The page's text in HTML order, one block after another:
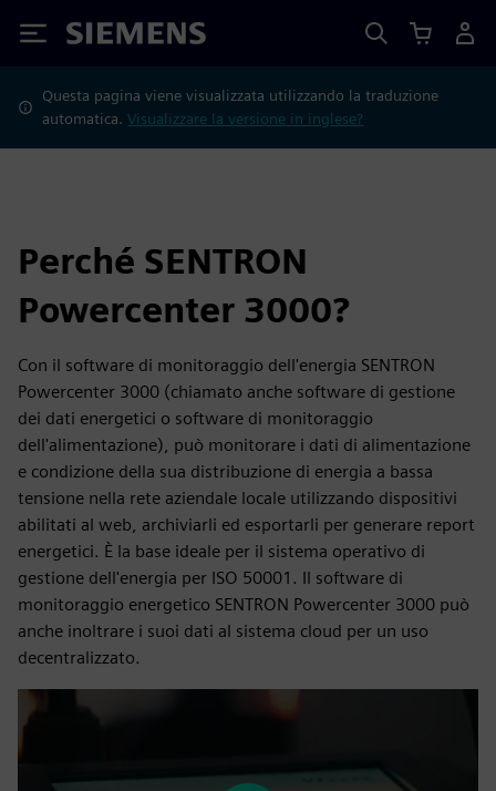
Siemens
Questa pagina viene visualizzata utilizzando la traduzione
automatica.Visualizzare la versione in inglese?
Perché SENTRON
Powercenter 3000?
Con il software di monitoraggio dell'energia SENTRON
Powercenter 3000 (chiamato anche software di gestione
dei dati energetici o software di monitoraggio
dell'alimentazione), può monitorare i dati di alimentazione
e condizione della sua distribuzione di energia a bassa
tensione nella rete aziendale locale utilizzando dispositivi
abilitati al web, archiviarli ed esportarli per generare report
energetici. È la base ideale per il sistema operativo di
gestione dell'energia per ISO 50001. Il software di
monitoraggio energetico SENTRON Powercenter 3000 può
anche inoltrare i suoi dati al sistema cloud per un uso
decentralizzato.